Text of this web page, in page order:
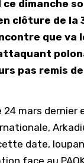
ce dimanche
clôture de la
que va
pas remis
24 mars dernier
date,
face au